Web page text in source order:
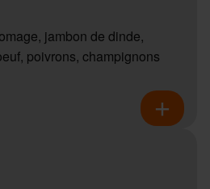
jambon de dinde,
poivrons, champignons